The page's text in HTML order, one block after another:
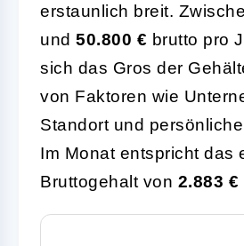
erstaunlich breit.
und 50.800 € brutto pro
sich das Gros der
von Faktoren wie
Standort und
Im Monat entspricht das
Bruttogehalt von 2.883 €